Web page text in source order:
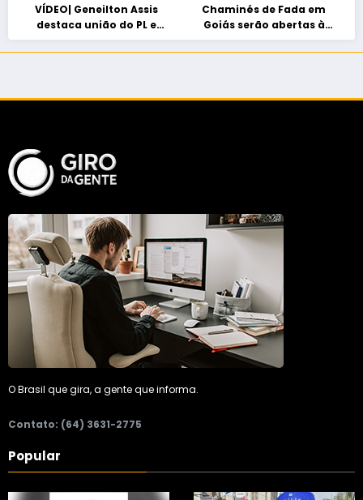
VÍDEO| Geneilton Assis
destaca união do PL e
consolidação de apoio a
Maycon Tombini em Jataí
Chaminés de Fada em
Goiás serão abertas à
visitação controlada
O Brasil que gira, a gente que informa.
Contato: (64) 3631-2775
Popular